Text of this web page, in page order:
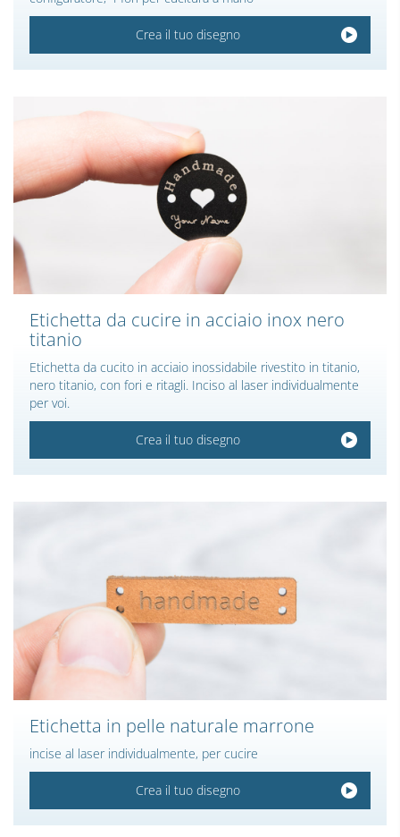
Crea il tuo disegno
Etichetta da cucire in acciaio inox nero
titanio
Etichetta da cucito in acciaio inossidabile rivestito in titanio,
nero titanio, con fori e ritagli. Inciso al laser individualmente
per voi.
Crea il tuo disegno
Etichetta in pelle naturale marrone
incise al laser individualmente, per cucire
Crea il tuo disegno